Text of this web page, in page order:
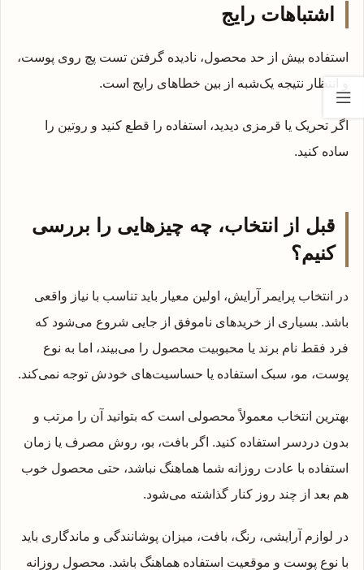
اشتباهات رایج
استفاده بیش از حد محصول، نادیده گرفتن تست پچ روی پوست،
و انتظار نتیجه یک‌شبه از بین خطاهای رایج است.
اگر تحریک یا قرمزی دیدید، استفاده را قطع کنید و روتین را
ساده کنید.
قبل از انتخاب، چه چیزهایی را بررسی
کنیم؟
در انتخاب پرایمر آرایش، اولین معیار باید تناسب با نیاز واقعی
باشد. بسیاری از خریدهای ناموفق از جایی شروع می‌شود که
فرد فقط نام برند یا محبوبیت محصول را می‌بیند، اما به نوع
پوست، مو، سبک استفاده یا حساسیت‌های خودش توجه نمی‌کند.
بهترین انتخاب معمولاً محصولی است که بتوانید آن را مرتب و
بدون دردسر استفاده کنید. اگر بافت، بو، روش مصرف یا زمان
استفاده با عادت روزانه شما هماهنگ نباشد، حتی محصول خوب
هم بعد از چند روز کنار گذاشته می‌شود.
در لوازم آرایشی، رنگ، بافت، میزان پوشانندگی و ماندگاری باید
با نوع پوست و موقعیت استفاده هماهنگ باشد. محصول روزانه